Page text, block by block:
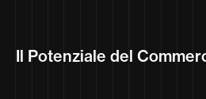
Il Potenziale del